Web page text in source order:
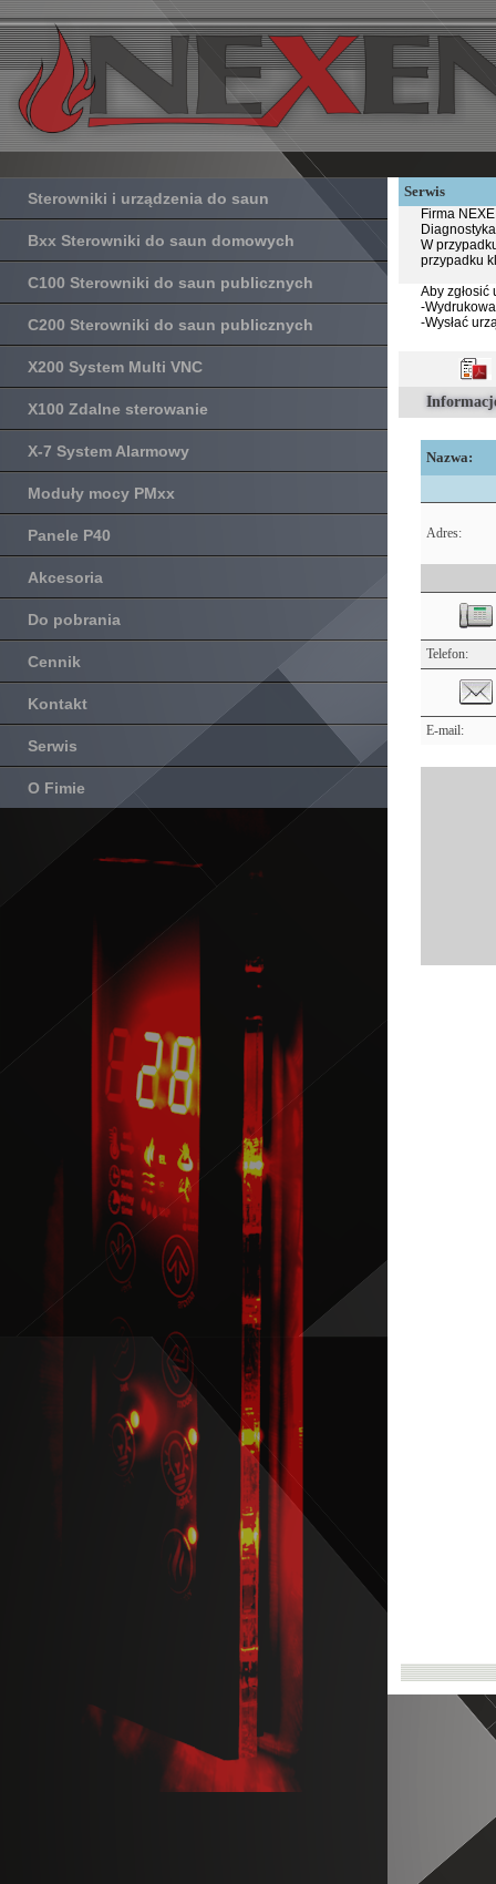
Sterowniki i urządzenia do saun
Bxx Sterowniki do saun domowych
C100 Sterowniki do saun publicznych
C200 Sterowniki do saun publicznych
X200 System Multi VNC
X100 Zdalne sterowanie
X-7 System Alarmowy
Moduły mocy PMxx
Panele P40
Akcesoria
Do pobrania
Cennik
Kontakt
Serwis
O Fimie
Serwis
Firma
W
przypadku
Aby
-
-Wysłać
Nazwa:
Adres:
Telefon:
E-mail: